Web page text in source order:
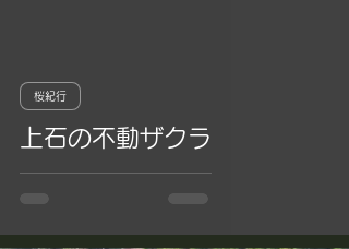
上石の不動ザクラ
桜紀行